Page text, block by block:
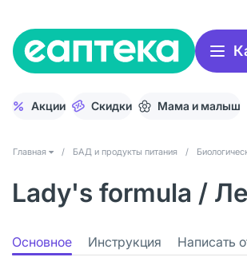
Акции Скидки Мама и малыш
Главная / БАД и продукты питания /
Lady's formula /
Основное Инструкция Написать